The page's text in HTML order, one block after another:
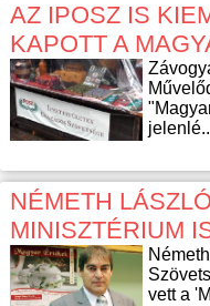
AZ IPOSZ IS
KAPOTT A
NÉMETH
MINISZTÉRIUM
vett a